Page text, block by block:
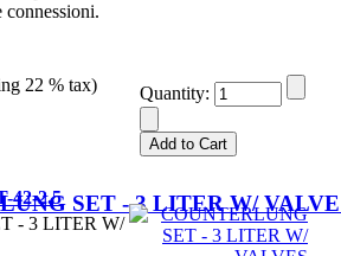
22 % tax) Quantity:
SET - 3 LITER W/
42-2.5
- 3 LITER W/